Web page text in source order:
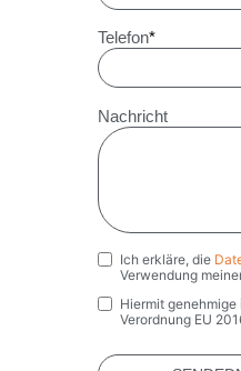
Telefon*
Nachricht
Privacy*
Ich erkläre, die
Verwendung
Marketing
Hiermit
Verordnung EU